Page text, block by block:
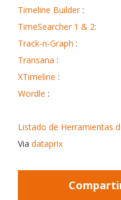
Timeline Builder :
TimeSearcher 1 & 2:
Track-n-Graph :
Transana :
XTimeline :
Wordle :
Listado de Herramientas
Via dataprix